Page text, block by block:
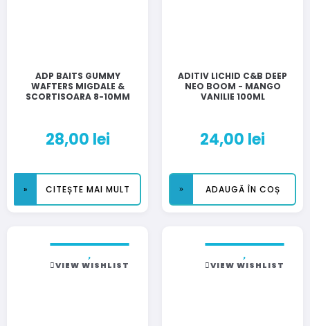
ADP BAITS GUMMY
WAFTERS MIGDALE &
SCORTISOARA 8-10MM
28,00 lei
CITEȘTE MAI MULT
ADITIV LICHID C&B DEEP
NEO BOOM - MANGO
VANILIE 100ML
24,00 lei
ADAUGĂ ÎN COȘ
VIEW WISHLIST VIEW WISHLIST